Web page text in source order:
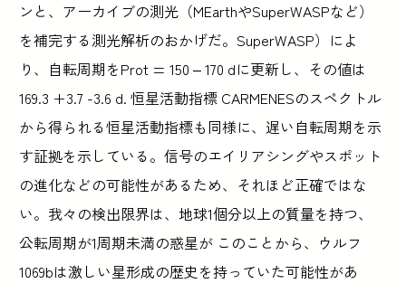
ンと、アーカイブの測光（MEarthやSuperWASPなど）
を補完する測光解析のおかげだ。SuperWASP）によ
り、自転周期をProt = 150 – 170 dに更新し、その値は
169.3 +3.7 -3.6 d. 恒星活動指標 CARMENESのスペクトル
から得られる恒星活動指標も同様に、遅い自転周期を示
す証拠を示している。信号のエイリアシングやスポット
の進化などの可能性があるため、それほど正確ではな
い。我々の検出限界は、地球1個分以上の質量を持つ、
公転周期が1周期未満の惑星が このことから、ウルフ
1069bは激しい星形成の歴史を持っていた可能性があ